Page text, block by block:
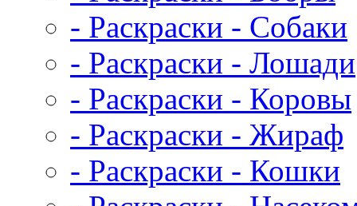
- Раскраски - Собаки
- Раскраски - Лошади
- Раскраски - Коровы
- Раскраски - Жираф
- Раскраски - Кошки